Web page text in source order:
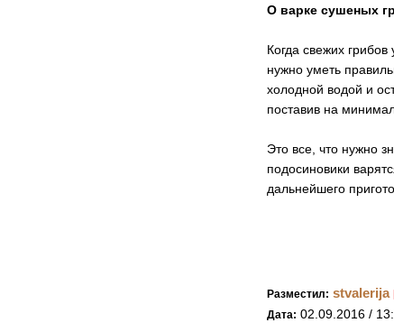
О варке сушеных
Когда свежих грибов
нужно уметь
холодной водой и
поставив на
Это все, что нужно
подосиновики
дальнейшего
Разместил: stvalerija
Дата: 02.09.2016 /